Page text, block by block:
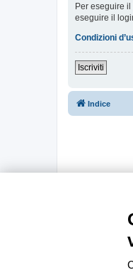
Per eseguire
eseguire il
Condizioni
Iscriviti
Indice